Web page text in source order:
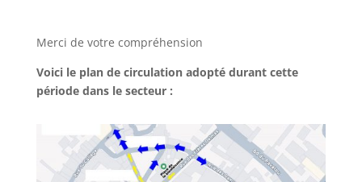
Merci de votre compréhension
Voici le plan de circulation adopté durant cette
période dans le secteur :